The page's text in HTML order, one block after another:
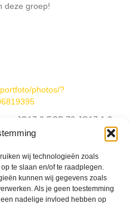
wij technologieën zoals
te slaan en/of te raadplegen.
kunnen wij gegevens zoals
Als je geen toestemming
nadelige invloed hebben op
deze groep!
photos/?
2017